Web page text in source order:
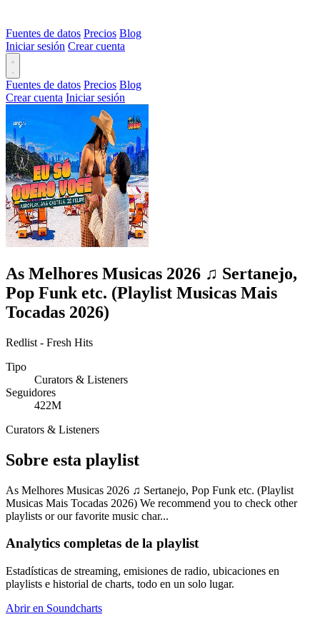
Fuentes de datos Precios Blog
Iniciar sesión Crear cuenta
Fuentes de datos Precios Blog
Crear cuenta Iniciar sesión
As Melhores Musicas 2026 ♫ Sertanejo,
Pop Funk etc. (Playlist Musicas Mais
Tocadas 2026)
Redlist - Fresh Hits
Tipo
Curators & Listeners
Seguidores
422M
Curators & Listeners
Sobre esta playlist
As Melhores Musicas 2026 ♫ Sertanejo, Pop Funk etc. (Playlist
Musicas Mais Tocadas 2026) We recommend you to check other
playlists or our favorite music char...
Analytics completas de la playlist
Estadísticas de streaming, emisiones de radio, ubicaciones en
playlists e historial de charts, todo en un solo lugar.
Abrir en Soundcharts